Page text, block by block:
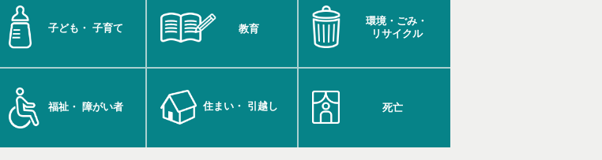
子ども・ 子育て 教育
環境・ごみ・
リサイクル
福祉・ 障がい者 住まい・ 引越し 死亡